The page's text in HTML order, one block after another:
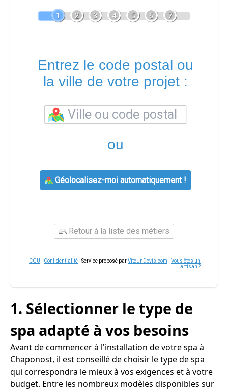
1 2 3 4 5 6 7
Entrez le code postal ou
la ville de votre projet :
ou
Géolocalisez-moi automatiquement !
Retour à la liste des métiers
CGU - Confidentialité- Service proposé parViteUnDevis.com -Vous êtes un
artisan ?
1. Sélectionner le type de
spa adapté à vos besoins
Avant de commencer à l'installation de votre spa à
Chaponost, il est conseillé de choisir le type de spa
qui correspondra le mieux à vos exigences et à votre
budget. Entre les nombreux modèles disponibles sur